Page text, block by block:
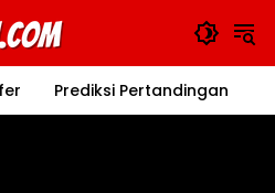
Prediksi Pertandingan